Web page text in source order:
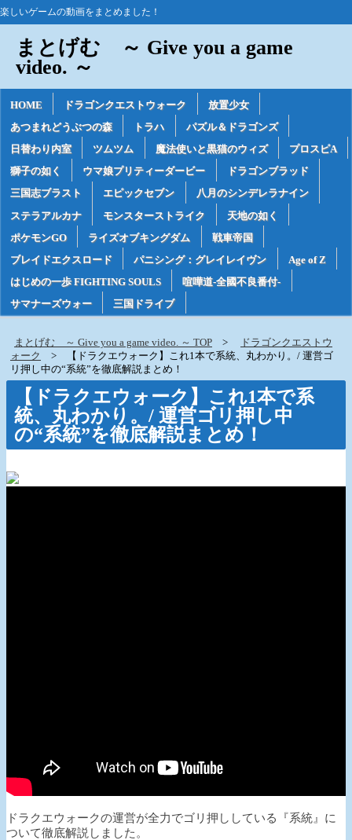
楽しいゲームの動画をまとめました！
まとげむ ～ Give you a game
video. ～
HOME ドラゴンクエストウォーク
放置少女
あつまれどうぶつの森
トラハ
パズル＆ドラゴンズ
日替わり内室
ツムツム 魔法使いと黒猫のウィズ
プロスピA
獅子の如く
ウマ娘プリティーダービー
ドラゴンブラッド
三国志ブラスト
エピックセブン
八月のシンデレラナイン
ステラアルカナ
モンスターストライク
天地の如く
ポケモンGO
ライズオブキングダム
戦車帝国
ブレイドエクスロード
パニシング：グレイレイヴン
Age of Z
はじめの一歩 FIGHTING SOULS
喧嘩道-全國不良番付-
サマナーズウォー
三国ドライブ
まとげむ ～ Give you a game video. ～ TOP
ドラゴンクエストウ
ォーク
【ドラクエウォーク】これ1本で系統、丸わかり。/ 運営ゴ
リ押し中の“系統”を徹底解説まとめ！
【ドラクエウォーク】これ1本で系
統、丸わかり。/ 運営ゴリ押し中
の“系統”を徹底解説まとめ！
ドラクエウォークの運営が全力でゴリ押ししている『系統』に
ついて徹底解説しました。